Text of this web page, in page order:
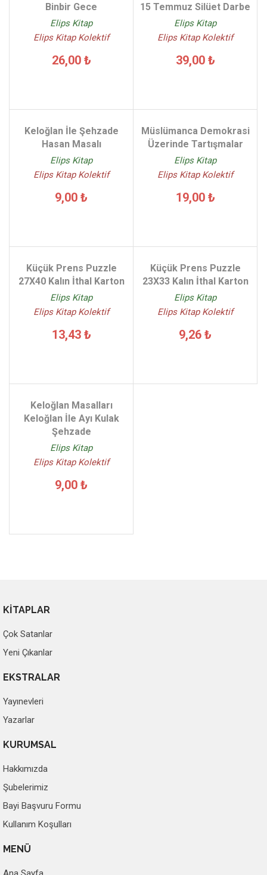
Binbir Gece
Elips Kitap
Elips Kitap Kolektif
26,00 ₺
15 Temmuz Silüet Darbe
Elips Kitap
Elips Kitap Kolektif
39,00 ₺
Keloğlan İle Şehzade
Hasan Masalı
Elips Kitap
Elips Kitap Kolektif
9,00 ₺
Müslümanca Demokrasi
Üzerinde Tartışmalar
Elips Kitap
Elips Kitap Kolektif
19,00 ₺
Küçük Prens Puzzle
27X40 Kalın İthal Karton
Elips Kitap
Elips Kitap Kolektif
13,43 ₺
Küçük Prens Puzzle
23X33 Kalın İthal Karton
Elips Kitap
Elips Kitap Kolektif
9,26 ₺
Keloğlan Masalları
Keloğlan İle Ayı Kulak
Şehzade
Elips Kitap
Elips Kitap Kolektif
9,00 ₺
KİTAPLAR
Çok Satanlar
Yeni Çıkanlar
EKSTRALAR
Yayınevleri
Yazarlar
KURUMSAL
Hakkımızda
Şubelerimiz
Bayi Başvuru Formu
Kullanım Koşulları
MENÜ